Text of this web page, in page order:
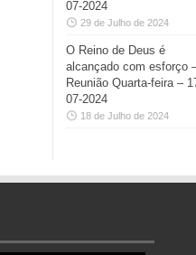
07-2024
29 de Julho de 2024
O Reino de Deus é
alcançado com esforço
Reunião Quarta-feira –
07-2024
18 de Julho de 2024